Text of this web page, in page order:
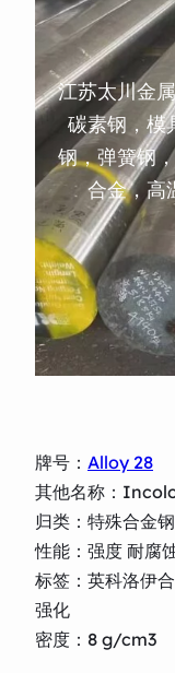
江苏太川金
碳素钢，模
钢，弹簧钢
合金，高
牌号： Alloy 28
其他名称：
归类：特殊合金
性能：强度 耐腐
标签：英科洛伊
强化
密度：8 g/cm3